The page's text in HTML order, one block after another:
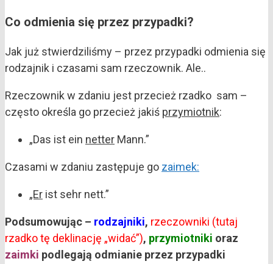
Co odmienia się przez przypadki?
Jak już stwierdziliśmy – przez przypadki odmienia się
rodzajnik i czasami sam rzeczownik. Ale..
Rzeczownik w zdaniu jest przecież rzadko sam –
często określa go przecież jakiś przymiotnik:
„Das ist ein netter Mann.”
Czasami w zdaniu zastępuje go zaimek:
„Er ist sehr nett.”
Podsumowując – rodzajniki, rzeczowniki (tutaj
rzadko tę deklinację „widać”), przymiotniki oraz
zaimki podlegają odmianie przez przypadki